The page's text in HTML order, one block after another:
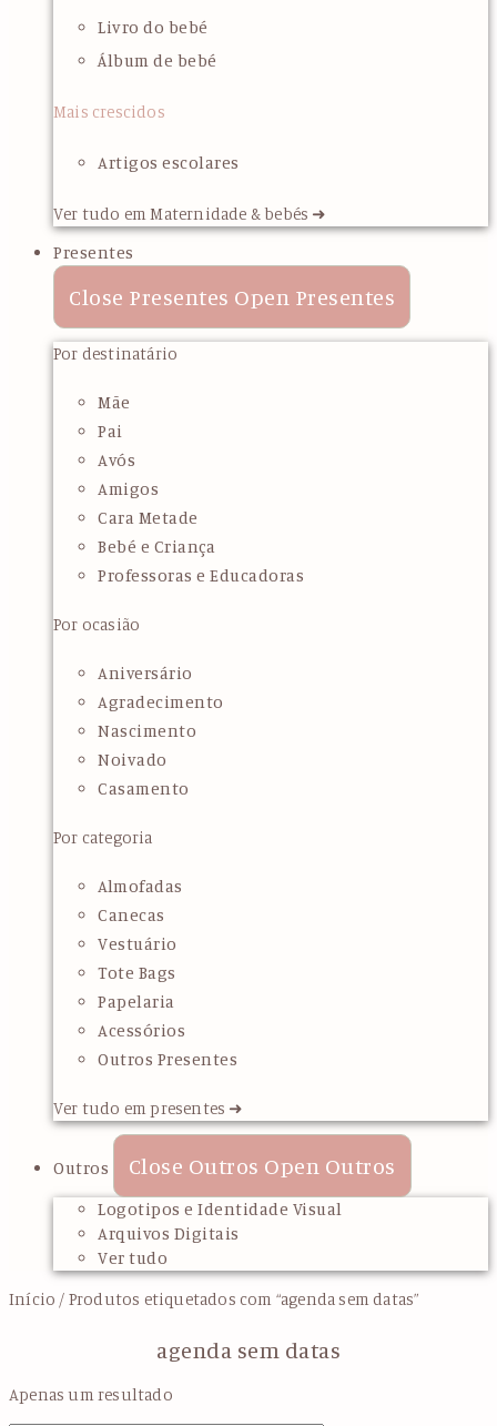
Livro do bebé
Álbum de bebé
Mais crescidos
Artigos escolares
Ver tudo em Maternidade & bebés ➜
Presentes
Close Presentes Open Presentes
Por destinatário
Mãe
Pai
Avós
Amigos
Cara Metade
Bebé e Criança
Professoras e Educadoras
Por ocasião
Aniversário
Agradecimento
Nascimento
Noivado
Casamento
Por categoria
Almofadas
Canecas
Vestuário
Tote Bags
Papelaria
Acessórios
Outros Presentes
Ver tudo em presentes ➜
Outros Close Outros Open Outros
Logotipos e Identidade Visual
Arquivos Digitais
Ver tudo
Início / Produtos etiquetados com “agenda sem datas”
agenda sem datas
Apenas um resultado